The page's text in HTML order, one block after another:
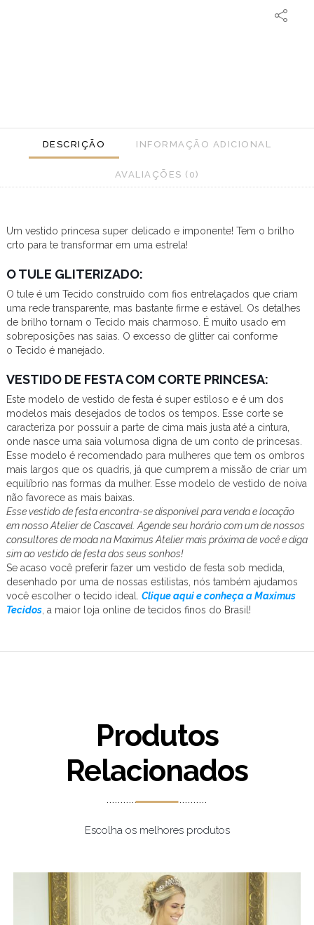
DESCRIÇÃO INFORMAÇÃO ADICIONAL
AVALIAÇÕES (0)
Um vestido princesa super delicado e imponente! Tem o brilho
crto para te transformar em uma estrela!
O TULE GLITERIZADO:
O tule é um Tecido construído com fios entrelaçados que criam
uma rede transparente, mas bastante firme e estável. Os detalhes
de brilho tornam o Tecido mais charmoso. É muito usado em
sobreposições nas saias. O excesso de glitter cai conforme
o Tecido é manejado.
VESTIDO DE FESTA COM CORTE PRINCESA:
Este modelo de vestido de festa é super estiloso e é um dos
modelos mais desejados de todos os tempos. Esse corte se
caracteriza por possuir a parte de cima mais justa até a cintura,
onde nasce uma saia volumosa digna de um conto de princesas.
Esse modelo é recomendado para mulheres que tem os ombros
mais largos que os quadris, já que cumprem a missão de criar um
equilíbrio nas formas da mulher. Esse modelo de vestido de noiva
não favorece as mais baixas.
Esse vestido de festa encontra-se disponível para venda e locação
em nosso Atelier de Cascavel. Agende seu horário com um de nossos
consultores de moda na Maximus Atelier mais próxima de você e diga
sim ao vestido de festa dos seus sonhos!
Se acaso você preferir fazer um vestido de festa sob medida,
desenhado por uma de nossas estilistas, nós também ajudamos
você escolher o tecido ideal. Clique aqui e conheça a Maximus
Tecidos, a maior loja online de tecidos finos do Brasil!
Produtos
Relacionados
Escolha os melhores produtos